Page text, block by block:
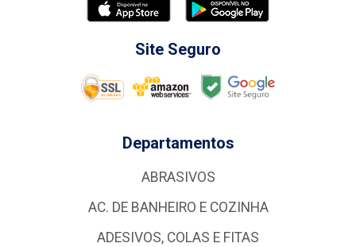
Site Seguro
Departamentos
ABRASIVOS
AC. DE BANHEIRO E COZINHA
ADESIVOS, COLAS E FITAS